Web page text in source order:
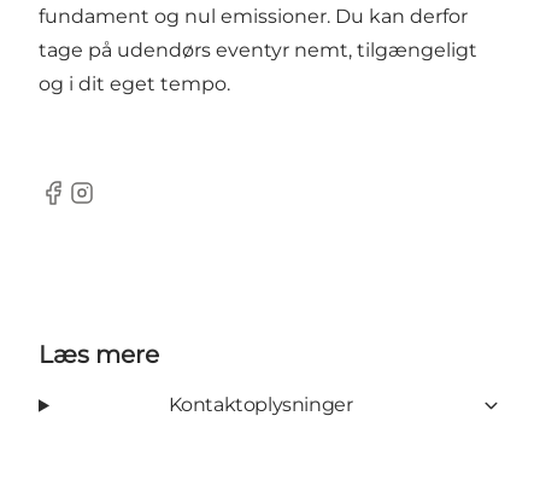
fundament og nul emissioner. Du kan derfor
tage på udendørs eventyr nemt, tilgængeligt
og i dit eget tempo.
Facebook
Instagram
Læs mere
Kontaktoplysninger